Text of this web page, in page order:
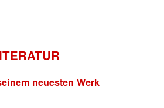
neuesten Werk